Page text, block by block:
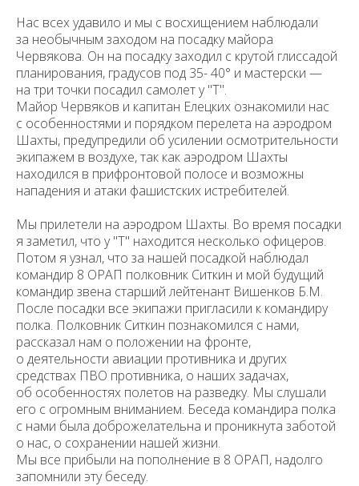
Нас всех удавило и мы с восхищением наблюдали
за необычным заходом на посадку майора
Червякова. Он на посадку заходил с крутой глиссадой
планирова­ния, градусов под 35- 40° и мастерски —
на три точки посадил самолет у "Т".
Майор Червяков и капитан Елецких ознакомили нас
с особенностями и порядком перелета на аэродром
Шахты, предупредили об усилении осмот­рительности
экипажем в воздухе, так как аэродром Шахты
находился в прифронтовой полосе и возможны
нападения и атаки фашистских истребите­лей.
Мы прилетели на аэродром Шахты. Во время посадки
я заметил, что у "Т" находится несколько офицеров.
Потом я узнал, что за нашей по­садкой наблюдал
командир 8 ОРАП полковник Ситкин и мой будущий
командир звена старший лейтенант Вишенков Б.М.
После посадки все экипажи пригласили к командиру
полка. Полковник Ситкин познакомился с нами,
рассказал нам о положении на фронте,
о деятельности авиации противника и других
средствах ПВО противника, о наших задачах,
об особенностях полетов на разведку. Мы слушали
его с огромным вниманием. Беседа командира полка
с нами была доброжела­тельна и проникнута заботой
о нас, о сохранении нашей жизни.
Мы все прибыли на пополнение в 8 ОРАП, надолго
запомнили эту беседу.